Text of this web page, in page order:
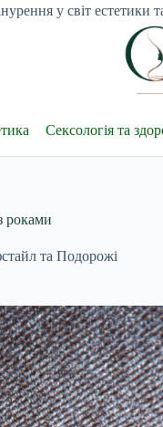
у світ естетики
Сексологія та
роками
та Подорожі